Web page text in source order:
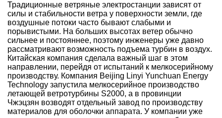
Традиционные ветряные электростанции зависят от
силы и стабильности ветра у поверхности земли, где
воздушные потоки часто бывают слабыми и
порывистыми. На больших высотах ветер обычно
сильнее и постояннее, поэтому инженеры уже давно
рассматривают возможность подъема турбин в воздух.
Китайская компания сделала важный шаг в этом
направлении, перейдя от испытаний к мелкосерийному
производству. Компания Beijing Linyi Yunchuan Energy
Technology запустила мелкосерийное производство
летающей ветротурбины S2000, а в провинции
Чжэцзян возводят отдельный завод по производству
материалов для оболочки аппарата. У компании уже